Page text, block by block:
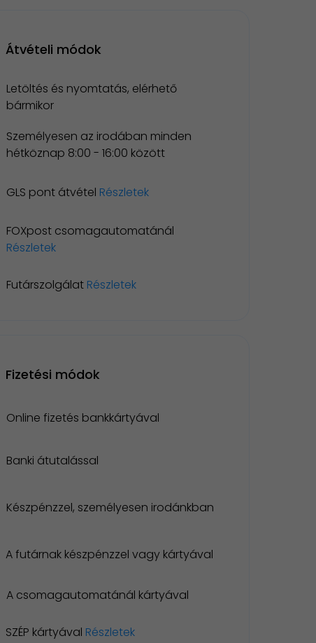
Átvételi módok
Letöltés és nyomtatás, elérhető
bármikor
Személyesen az irodában minden
hétköznap 8:00 - 16:00 között
GLS pont átvétel Részletek
FOXpost csomagautomatánál
Részletek
Futárszolgálat Részletek
Fizetési módok
Online fizetés bankkártyával
Banki átutalással
Készpénzzel, személyesen irodánkban
A futárnak készpénzzel vagy kártyával
A csomagautomatánál kártyával
SZÉP kártyával Részletek